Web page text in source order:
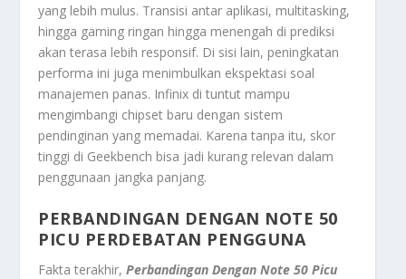
yang lebih mulus. Transisi antar aplikasi, multitasking,
hingga gaming ringan hingga menengah di prediksi
akan terasa lebih responsif. Di sisi lain, peningkatan
performa ini juga menimbulkan ekspektasi soal
manajemen panas. Infinix di tuntut mampu
mengimbangi chipset baru dengan sistem
pendinginan yang memadai. Karena tanpa itu, skor
tinggi di Geekbench bisa jadi kurang relevan dalam
penggunaan jangka panjang.
PERBANDINGAN DENGAN NOTE 50
PICU PERDEBATAN PENGGUNA
Fakta terakhir,Perbandingan Dengan Note 50 Picu